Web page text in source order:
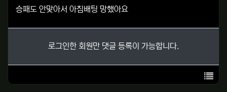
승패도 안맞아서 아침배팅 망했아요
로그인한 회원만 댓글 등록이 가능합니다.
목록